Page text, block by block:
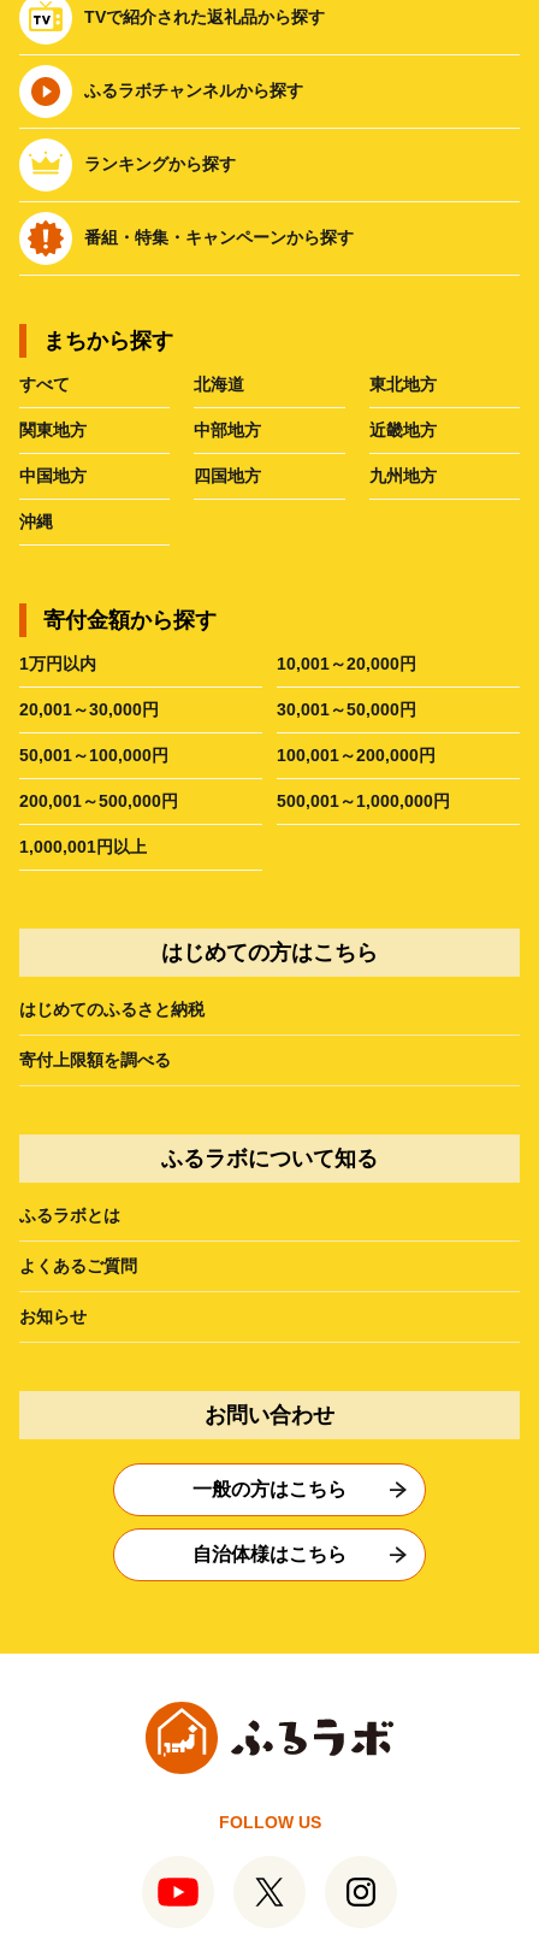
TVで紹介された返礼品から探す
ふるラボチャンネルから探す
ランキングから探す
番組・特集・キャンペーンから探す
まちから探す
すべて 北海道 東北地方
関東地方 中部地方 近畿地方
中国地方 四国地方 九州地方
沖縄
寄付金額から探す
1万円以内 10,001～20,000円
20,001～30,000円 30,001～50,000円
50,001～100,000円 100,001～200,000円
200,001～500,000円 500,001～1,000,000円
1,000,001円以上
はじめての方はこちら
はじめてのふるさと納税
寄付上限額を調べる
ふるラボについて知る
ふるラボとは
よくあるご質問
お知らせ
お問い合わせ
一般の方はこちら
自治体様はこちら
FOLLOW US